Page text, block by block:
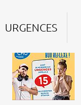
URGENCES